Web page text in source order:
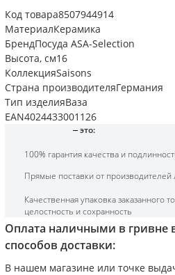
Код товара8507944914
МатериалКерамика
БрендПосуда ASA-Selection
Высота, см16
КоллекцияSaisons
Страна производителяГермания
Тип изделияВаза
EAN4024433001126
это:
100% гарантия качества и
Прямые поставки от
Качественная упаковка заказанного
целостность и сохранность
Оплата наличными в гривне
способов доставки:
В нашем магазине или точке